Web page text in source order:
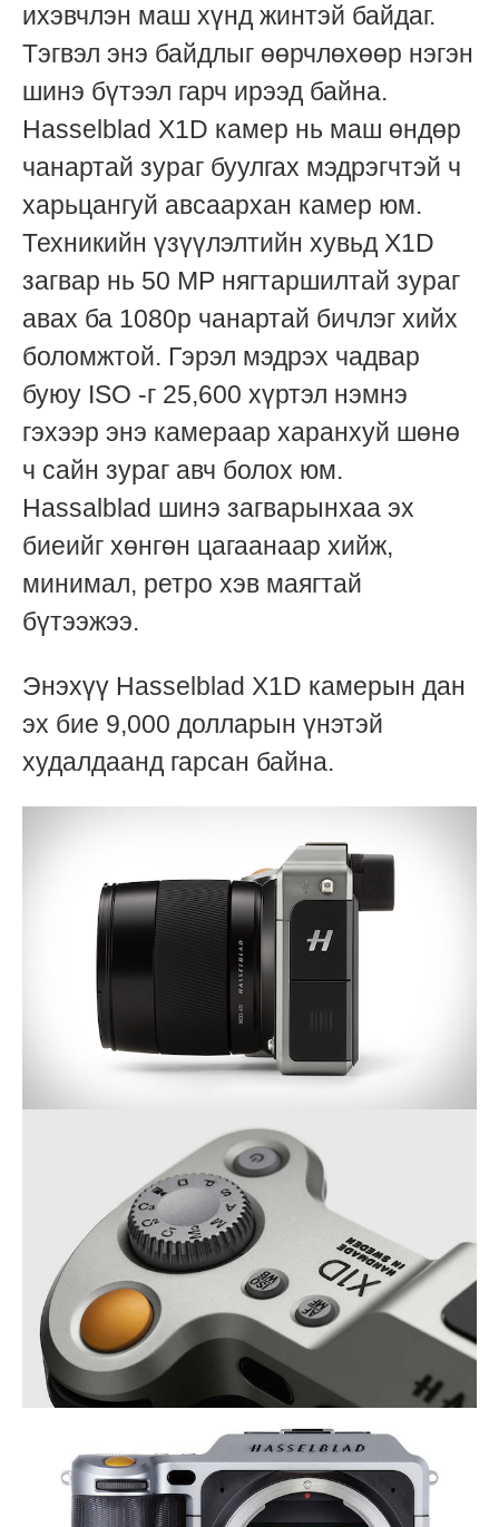
ихэвчлэн маш хүнд жинтэй байдаг.
Тэгвэл энэ байдлыг өөрчлөхөөр нэгэн
шинэ бүтээл гарч ирээд байна.
Hasselblad X1D камер нь маш өндөр
чанартай зураг буулгах мэдрэгчтэй ч
харьцангуй авсаархан камер юм.
Техникийн үзүүлэлтийн хувьд X1D
загвар нь 50 MP нягтаршилтай зураг
авах ба 1080p чанартай бичлэг хийх
боломжтой. Гэрэл мэдрэх чадвар
буюу ISO -г 25,600 хүртэл нэмнэ
гэхээр энэ камераар харанхуй шөнө
ч сайн зураг авч болох юм.
Hassalblad шинэ загварынхаа эх
биеийг хөнгөн цагаанаар хийж,
минимал, ретро хэв маягтай
бүтээжээ.
Энэхүү Hasselblad X1D камерын дан
эх бие 9,000 долларын үнэтэй
худалдаанд гарсан байна.